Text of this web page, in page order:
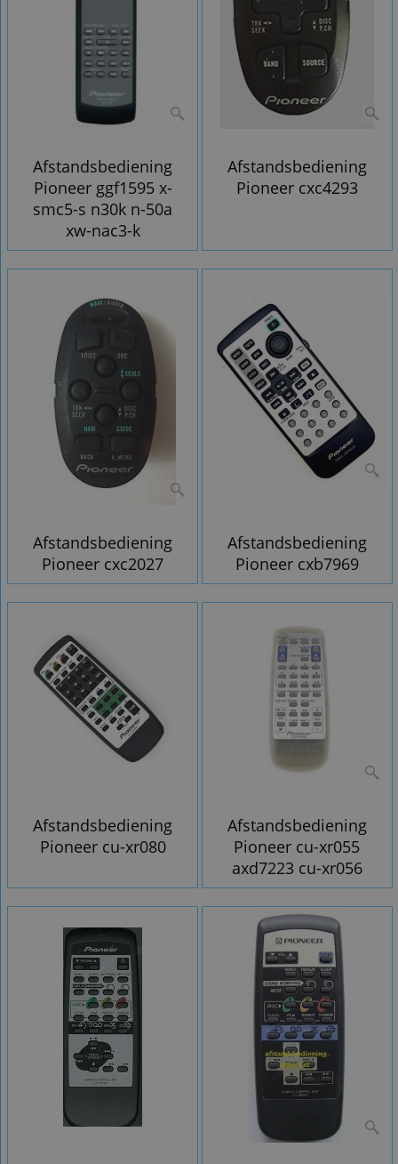
Afstandsbediening
Pioneer ggf1595 x-
smc5-s n30k n-50a
xw-nac3-k
Afstandsbediening
Pioneer cxc4293
Afstandsbediening
Pioneer cxc2027
Afstandsbediening
Pioneer cxb7969
Afstandsbediening
Pioneer cu-xr080
Afstandsbediening
Pioneer cu-xr055
axd7223 cu-xr056